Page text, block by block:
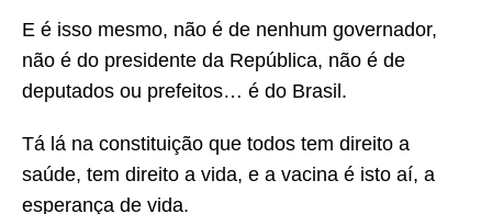
E é isso mesmo, não é de nenhum governador,
não é do presidente da República, não é de
deputados ou prefeitos… é do Brasil.
Tá lá na constituição que todos tem direito a
saúde, tem direito a vida, e a vacina é isto aí, a
esperança de vida.